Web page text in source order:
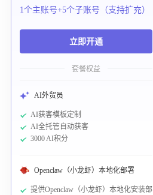
1个主账号+5个子账号（支持扩充）
立即开通
套餐权益
AI外贸员
AI获客模板定制
AI全托管自动获客
3000 AI积分
Openclaw（小龙虾）本地化部署
提供Openclaw（小龙虾）本地化安装部